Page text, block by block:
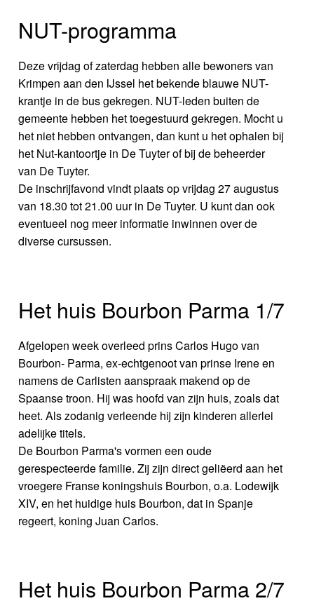
NUT-programma
Deze vrijdag of zaterdag hebben alle bewoners van
Krimpen aan den IJssel het bekende blauwe NUT-
krantje in de bus gekregen. NUT-leden buiten de
gemeente hebben het toegestuurd gekregen. Mocht u
het niet hebben ontvangen, dan kunt u het ophalen bij
het Nut-kantoortje in De Tuyter of bij de beheerder
van De Tuyter.
De inschrijfavond vindt plaats op vrijdag 27 augustus
van 18.30 tot 21.00 uur in De Tuyter. U kunt dan ook
eventueel nog meer informatie inwinnen over de
diverse cursussen.
Het huis Bourbon Parma 1/7
Afgelopen week overleed prins Carlos Hugo van
Bourbon- Parma, ex-echtgenoot van prinse Irene en
namens de Carlisten aanspraak makend op de
Spaanse troon. Hij was hoofd van zijn huis, zoals dat
heet. Als zodanig verleende hij zijn kinderen allerlei
adelijke titels.
De Bourbon Parma's vormen een oude
gerespecteerde familie. Zij zijn direct geliëerd aan het
vroegere Franse koningshuis Bourbon, o.a. Lodewijk
XIV, en het huidige huis Bourbon, dat in Spanje
regeert, koning Juan Carlos.
Het huis Bourbon Parma 2/7